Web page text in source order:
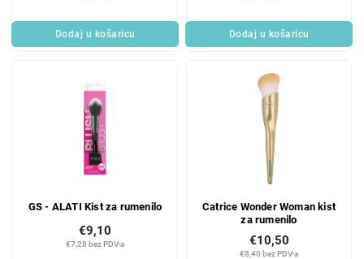
Dodaj u košaricu Dodaj u košaricu
GS - ALATI Kist za rumenilo
€7,28 bez PDV-a
€9,10
Catrice Wonder Woman kist
za rumenilo
€8,40 bez PDV-a
€10,50